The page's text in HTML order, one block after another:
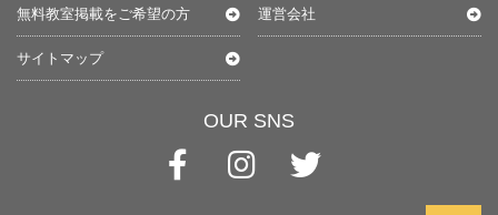
無料教室掲載をご希望の方 運営会社
サイトマップ
OUR SNS